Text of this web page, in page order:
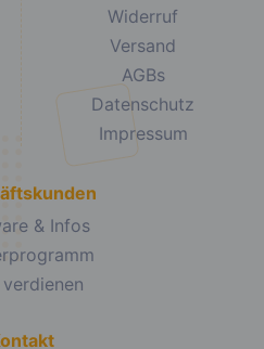
Widerruf
Versand
AGBs
Datenschutz
Impressum
& Infos